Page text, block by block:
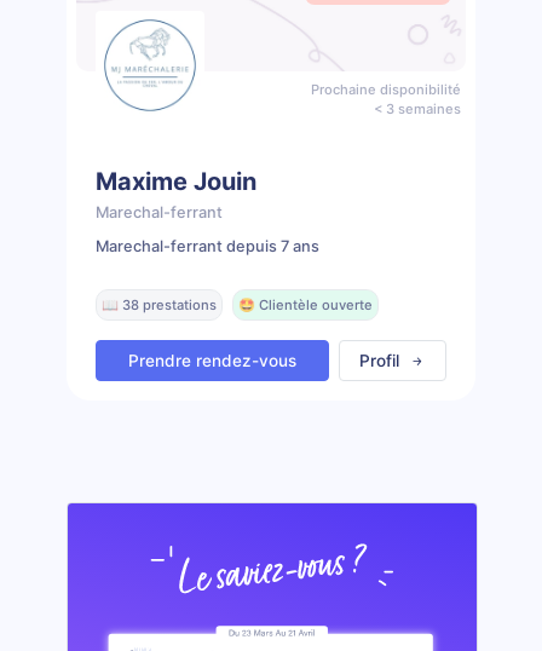
Prochaine disponibilité
< 3 semaines
Maxime Jouin
Marechal-ferrant
Marechal-ferrant depuis 7 ans
📖 38 prestations 🤩 Clientèle ouverte
Prendre rendez-vous Profil